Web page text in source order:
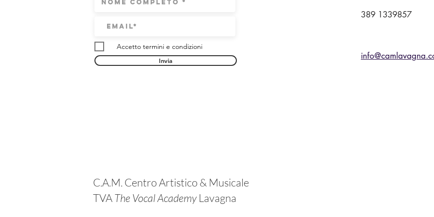
Accetto termini e condizioni
Invia
389 1339857
C.A.M. Centro Artistico & Musicale
TVAThe Vocal AcademyLavagna